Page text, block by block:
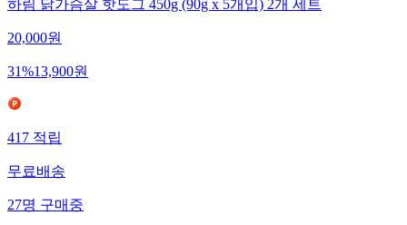
하림 닭가슴살 핫도그 450g (90g x 5개입) 2개 세트
20,000원
31%13,900원
417적립
무료배송
27명구매중